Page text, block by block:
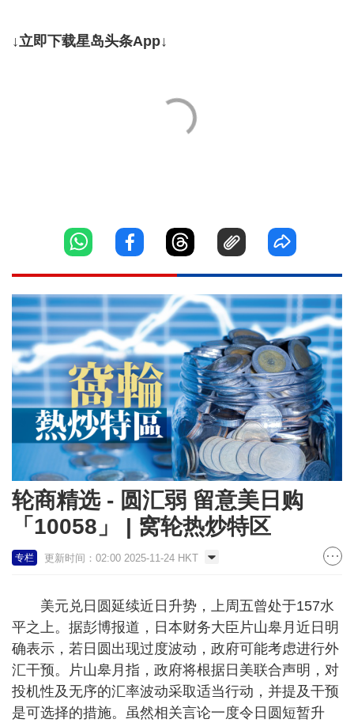
↓立即下载星岛头条App↓
轮商精选 - 圆汇弱 留意美日购
「10058」 | 窝轮热炒特区
专栏 更新时间：02:00 2025-11-24 HKT
美元兑日圆延续近日升势，上周五曾处于157水
平之上。据彭博报道，日本财务大臣片山皋月近日明
确表示，若日圆出现过度波动，政府可能考虑进行外
汇干预。片山皋月指，政府将根据日美联合声明，对
投机性及无序的汇率波动采取适当行动，并提及干预
是可选择的措施。虽然相关言论一度令日圆短暂升